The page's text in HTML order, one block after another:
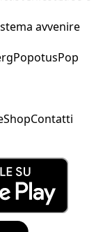
avvenire
PopotusPop
ShopContatti